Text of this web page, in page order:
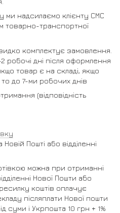
ми надсилаємо клієнту СМС
товарно-транспортної
комплектує замовлення.
робочі дні після оформлення
товар є на складі, якщо
до 7-ми робочих днів
(відповідність
Пошті або відділенні
можна при отриманні
Нової Пошти або
коштів оплачує
післяплати Нової пошти
суми і Укрпошта 10 грн + 1%